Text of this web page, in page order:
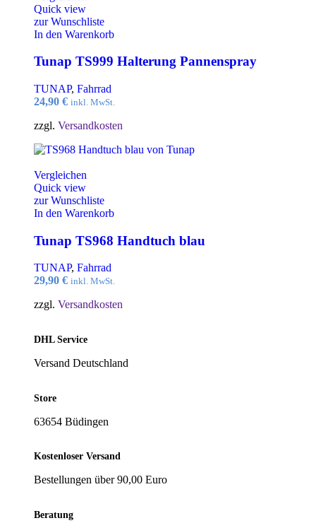
Quick view
zur Wunschliste
In den Warenkorb
Tunap TS999 Halterung Pannenspray
TUNAP, Fahrrad
24,90 € inkl. MwSt.
zzgl. Versandkosten
Vergleichen
Quick view
zur Wunschliste
In den Warenkorb
Tunap TS968 Handtuch blau
TUNAP, Fahrrad
29,90 € inkl. MwSt.
zzgl. Versandkosten
DHL Service
Versand Deutschland
Store
63654 Büdingen
Kostenloser Versand
Bestellungen über 90,00 Euro
Beratung